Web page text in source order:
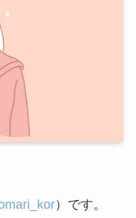
）です。